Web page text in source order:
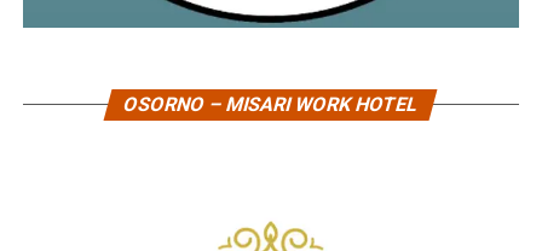
OSORNO – MISARI WORK HOTEL